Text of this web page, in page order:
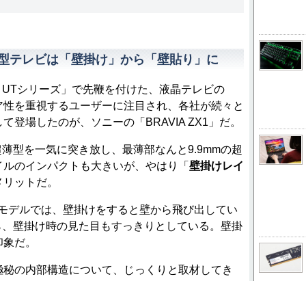
テレビは「壁掛け」から「壁貼り」に
シリーズ」で先鞭を付けた、液晶テレビの
性を重視するユーザーに注目され、各社が続々と
登場したのが、ソニーの「BRAVIA ZX1」だ。
型を一気に突き放し、最薄部なんと9.9mmの超
のインパクトも大きいが、やはり「 壁掛けレイ
ットだ。
ルでは、壁掛けをすると壁から飛び出してい
壁掛け時の見た目もすっきりとしている。壁掛
だ。
の内部構造について、じっくりと取材してき